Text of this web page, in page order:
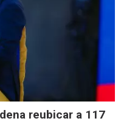
reubicar a 117